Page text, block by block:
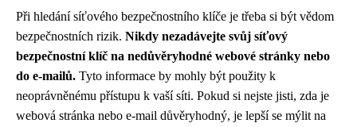
Při hledání síťového bezpečnostního klíče je třeba si být vědom
bezpečnostních rizik. Nikdy nezadávejte svůj síťový
bezpečnostní klíč na nedůvěryhodné webové stránky nebo
do e-mailů. Tyto informace by mohly být použity k
neoprávněnému přístupu k vaší síti. Pokud si nejste jisti, zda je
webová stránka nebo e-mail důvěryhodný, je lepší se mýlit na